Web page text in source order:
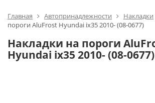
Главная Автопринадлежности Накладки
пороги AluFrost Hyundai ix35 2010- (08-0677)
Накладки на пороги
Hyundai ix35 2010- (08-0677)